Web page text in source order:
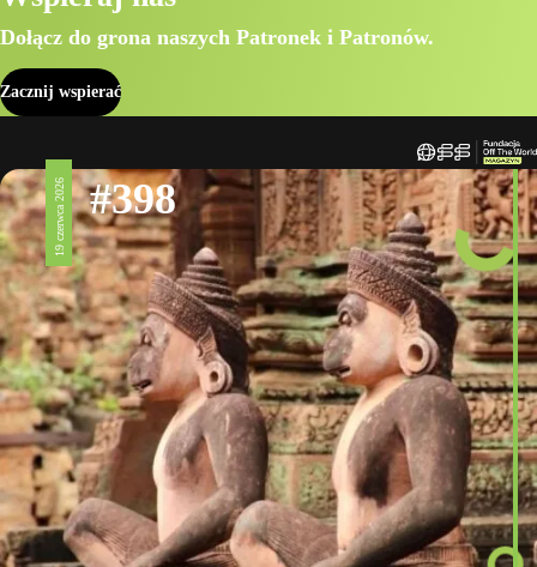
Dołącz do grona naszych Patronek i Patronów.
Zacznij wspierać
19 czerwca 2026 #398